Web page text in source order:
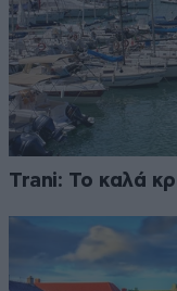
Trani: Το καλά